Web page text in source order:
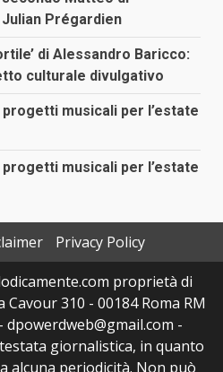
Prégardien
di Alessandro Baricco:
culturale divulgativo
musicali per l’estate
musicali per l’estate
Privacy Policy
proprietà di
Cavour 310 - 00184 Roma RM
dpowerdweb@gmail.com -
giornalistica, in quanto
alcuna periodicità. Non può